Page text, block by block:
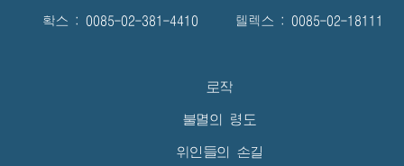
확스 : 0085-02-381-4410 텔렉스 : 0085-02-18111
로작
불멸의 령도
위인들의 손길